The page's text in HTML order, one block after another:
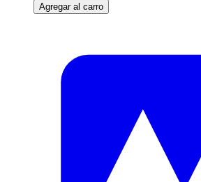
Agregar al carro